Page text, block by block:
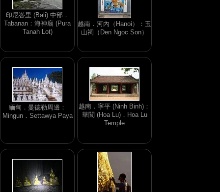
印尼峇里 (Bali) 中部．
Tabanan：海神廟 (Pura
Tanah Lot)
越南．河內（Hanoi）：玉
山祠（Den Ngoc Son）
緬甸．曼德勒周邊：
Mingun．Settawya Paya
越南．寧平 (Ninh Binh)：
華閭 (Hoa Lu)．Hoa Lu
Temple